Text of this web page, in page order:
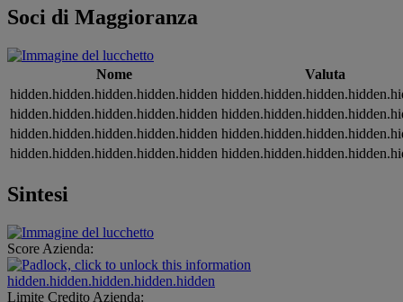
Soci di Maggioranza
Nome
Valuta
hidden.hidden.hidden.hidden.hidden
hidden.hidden.hidden.hidden.hidden
hidden.hidden.hidden.hidden.hidden
hidden.hidden.hidden.hidden.hidden
Sintesi
Score Azienda:
hidden.hidden.hidden.hidden.hidden
Limite Credito Azienda: